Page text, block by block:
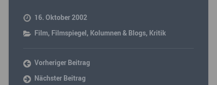
16. Oktober 2002
Film, Filmspiegel, Kolumnen & Blogs, Kritik
Vorheriger Beitrag
Nächster Beitrag